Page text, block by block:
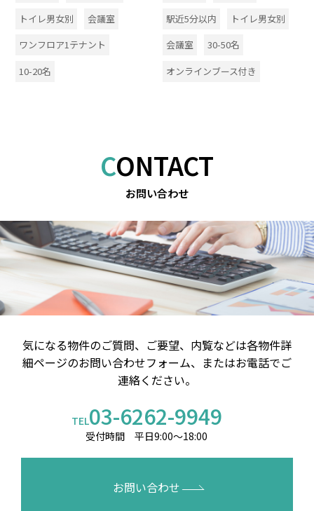
トイレ男女別
会議室
ワンフロア1テナント
10-20名
駅近5分以内
トイレ男女別
会議室
30-50名
オンラインブース付き
CONTACT
お問い合わせ
気になる物件のご質問、ご要望、内覧などは各物件詳
細ページのお問い合わせフォーム、またはお電話でご
連絡ください。
TEL03-6262-9949
受付時間 平日9:00～18:00
お問い合わせ